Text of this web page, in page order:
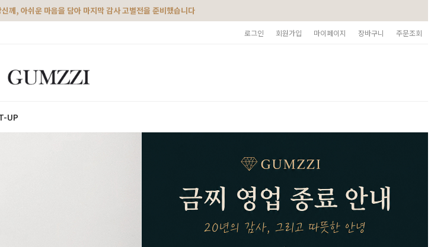
께, 아쉬운 마음을 담아 마지막 감사 고별전을 준비했습니다
로그인 회원가입 마이페이지 장바구니 주문조회
UP